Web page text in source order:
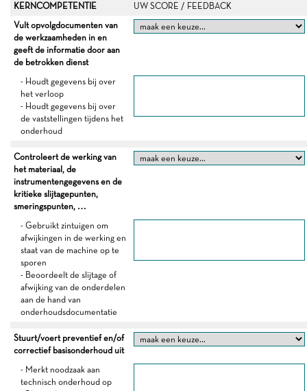
KERNCOMPETENTIE
UW SCORE / FEEDBACK
Vult opvolgdocumenten van
de werkzaamheden in en
geeft de informatie door aan
de betrokken dienst
- Houdt gegevens bij over
het verloop
- Houdt gegevens bij over
de vaststellingen tijdens het
onderhoud
Controleert de werking van
het materiaal, de
instrumentengegevens en de
kritieke slijtagepunten,
smeringspunten, …
- Gebruikt zintuigen om
afwijkingen in de werking en
staat van de machine op te
sporen
- Beoordeelt de slijtage of
afwijking van de onderdelen
aan de hand van
onderhoudsdocumentatie
Stuurt/voert preventief en/of
correctief basisonderhoud uit
- Merkt noodzaak aan
technisch onderhoud op